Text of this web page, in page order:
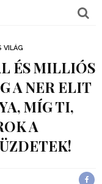
VILÁG
ÉS MILLIÓS
A NER ELIT
MÍG TI,
A